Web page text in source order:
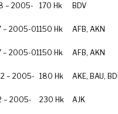
– 2005-
170 Hk BDV
– 2005-01 150 Hk AFB, AKN
– 2005-01 150 Hk AFB, AKN
– 2005-
180 Hk AKE, BAU,
– 2005-
230 Hk AJK